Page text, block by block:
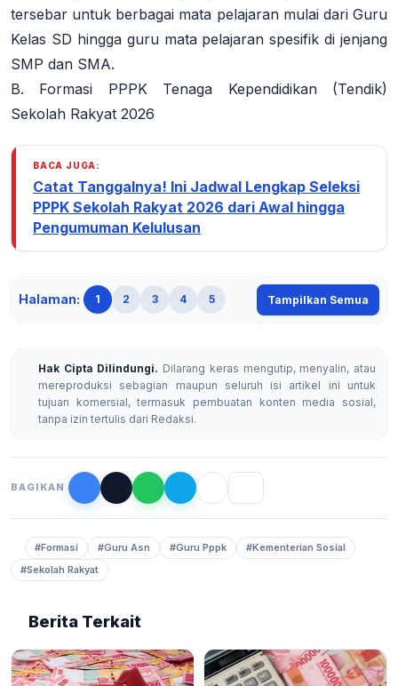
tersebar untuk berbagai mata pelajaran mulai dari Guru
Kelas SD hingga guru mata pelajaran spesifik di jenjang
SMP dan SMA.
B. Formasi PPPK Tenaga Kependidikan (Tendik)
Sekolah Rakyat 2026
BACA JUGA:
Catat Tanggalnya! Ini Jadwal Lengkap Seleksi
PPPK Sekolah Rakyat 2026 dari Awal hingga
Pengumuman Kelulusan
Halaman: 1 2 3 4 5 Tampilkan Semua
Hak Cipta Dilindungi. Dilarang keras mengutip, menyalin, atau
mereproduksi sebagian maupun seluruh isi artikel ini untuk
tujuan komersial, termasuk pembuatan konten media sosial,
tanpa izin tertulis dari Redaksi.
BAGIKAN
#Formasi #Guru Asn #Guru Pppk
#Kementerian Sosial
#Sekolah Rakyat
Berita Terkait